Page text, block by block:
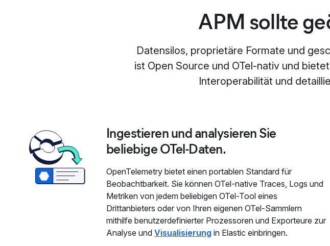
APM sollte
Datensilos, proprietäre Formate und
ist Open Source und OTel-nativ und
Interoperabilität und
Ingestieren und analysieren Sie
beliebige OTel-Daten.
OpenTelemetry bietet einen portablen Standard für
Beobachtbarkeit. Sie können OTel-native Traces, Logs und
Metriken von jedem beliebigen OTel-Tool eines
Drittanbieters oder von Ihren eigenen OTel-Sammlern
mithilfe benutzerdefinierter Prozessoren und Exporteure zur
Analyse und Visualisierung in Elastic einbringen.